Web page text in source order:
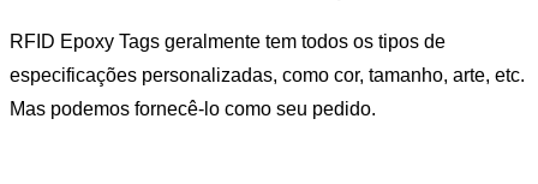
RFID Epoxy Tags geralmente tem todos os tipos de
especificações personalizadas, como cor, tamanho, arte, etc.
Mas podemos fornecê-lo como seu pedido.